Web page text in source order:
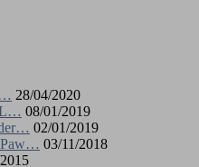
28/04/2020
L… 08/01/2019
02/01/2019
Paw… 03/11/2018